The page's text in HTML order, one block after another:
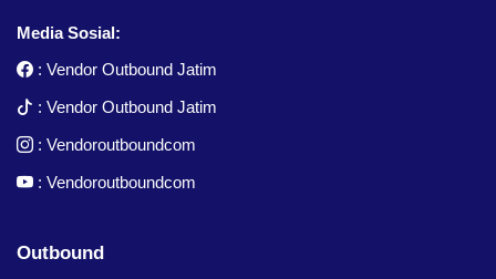
Media Sosial:
: Vendor Outbound Jatim
: Vendor Outbound Jatim
: Vendoroutboundcom
: Vendoroutboundcom
Outbound